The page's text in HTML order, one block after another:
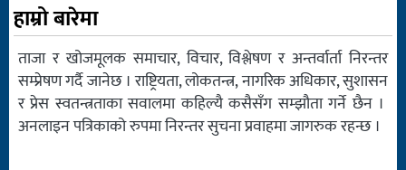
हाम्रो बारेमा
ताजा र खोजमूलक समाचार, विचार, विश्लेषण र अन्तर्वार्ता निरन्तर
सम्प्रेषण गर्दै जानेछ । राष्ट्रियता, लोकतन्त्र, नागरिक अधिकार, सुशासन
र प्रेस स्वतन्त्रताका सवालमा कहिल्यै कसैसँग सम्झौता गर्ने छैन ।
अनलाइन पत्रिकाको रुपमा निरन्तर सुचना प्रवाहमा जागरुक रहन्छ ।